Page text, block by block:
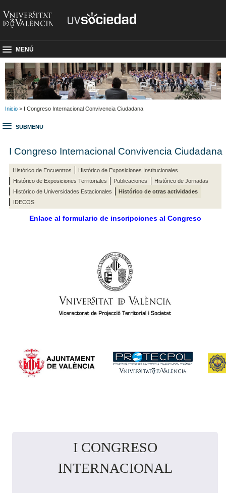
MENÚ
Inicio > I Congreso Internacional Convivencia Ciudadana
SUBMENU
I Congreso Internacional Convivencia Ciudadana
Histórico de Encuentros
Histórico de Exposiciones Institucionales
Histórico de Exposiciones Territoriales
Publicaciones
Histórico de Jornadas
Histórico de Universidades Estacionales
Histórico de otras actividades
IDECOS
Enlace al formulario de inscripciones al Congreso
I CONGRESO
INTERNACIONAL